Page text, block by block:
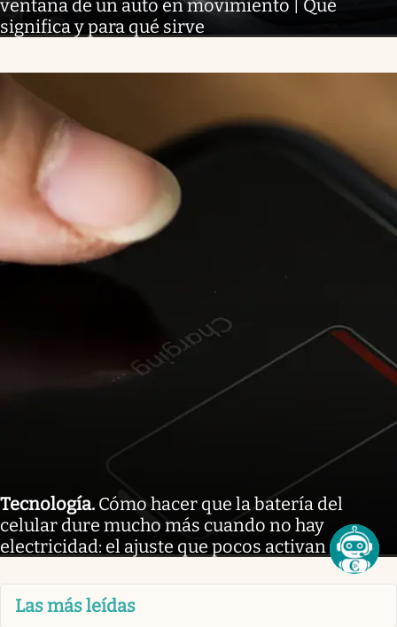
ventana de un auto en movimiento | Qué
significa y para qué sirve
Tecnología. Cómo hacer que la batería del
celular dure mucho más cuando no hay
electricidad: el ajuste que pocos activan
Las más leídas